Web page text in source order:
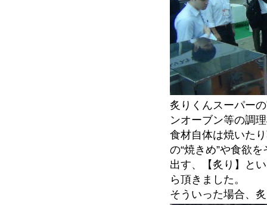
炙りくんスーパー
ンオーブン等の調
食材自体は焼いた
の“焼きめ”や食欲
出す、【炙り】と
ら頂きました。
そういった場合、